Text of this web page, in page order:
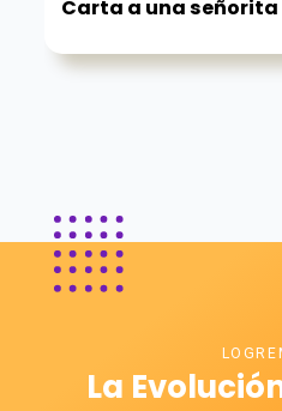
Carta a una señorita
La